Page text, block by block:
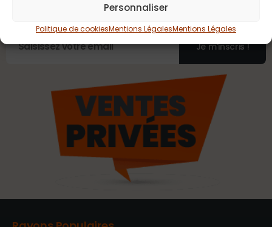
Personnaliser
Politique de cookiesMentions LégalesMentions Légales
directement dans votre boite mail!
Je m'inscris !